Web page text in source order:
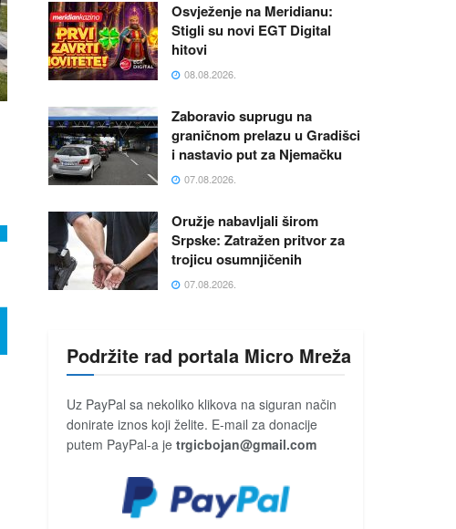
Osvježenje na Meridianu:
Stigli su novi EGT Digital
hitovi
08.08.2026.
Zaboravio suprugu na
graničnom prelazu u Gradišci
i nastavio put za Njemačku
07.08.2026.
Oružje nabavljali širom
Srpske: Zatražen pritvor za
trojicu osumnjičenih
07.08.2026.
Podržite rad portala Micro Mreža
Uz PayPal sa nekoliko klikova na siguran način
donirate iznos koji želite. E-mail za donacije
putem PayPal-a je trgicbojan@gmail.com